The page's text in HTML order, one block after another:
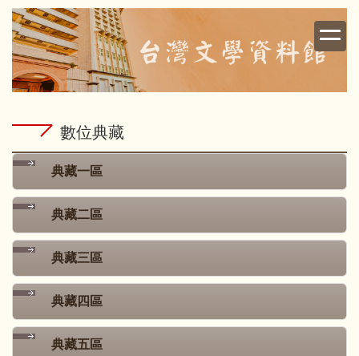
跳
到
主
要
內
區
數位典藏
典藏一區
典藏二區
典藏三區
典藏四區
典藏五區